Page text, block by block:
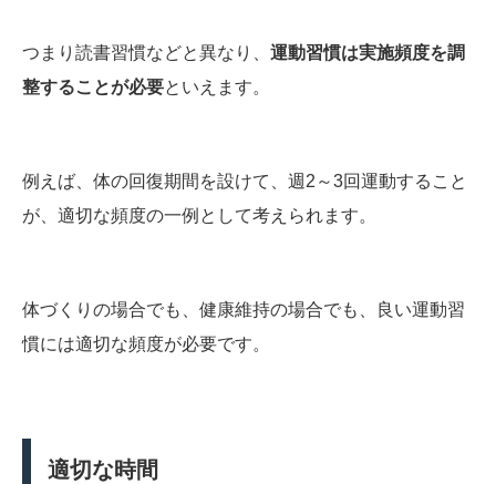
つまり読書習慣などと異なり、 運動習慣は実施頻度を調
整することが必要といえます。
例えば、体の回復期間を設けて、週2～3回運動すること
が、適切な頻度の一例として考えられます。
体づくりの場合でも、健康維持の場合でも、良い運動習
慣には適切な頻度が必要です。
適切な時間